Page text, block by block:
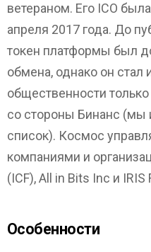
ветераном. Его ICO
апреля 2017 года. До
токен платформы был
обмена, однако он стал
общественности
со стороны Бинанс (мы
список). Космос
компаниями и
(ICF), All in Bits Inc и IRIS
Особенности